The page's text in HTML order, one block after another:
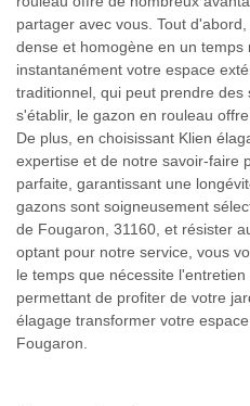
partager avec vous. Tout
dense et homogène en un temps
instantanément votre espace
traditionnel, qui peut prendre des
s'établir, le gazon en rouleau
De plus, en choisissant Klien
expertise et de notre savoir-faire
parfaite, garantissant une
gazons sont soigneusement
de Fougaron, 31160, et résister
optant pour notre service, vous
le temps que nécessite
permettant de profiter de votre
élagage transformer votre
Fougaron.